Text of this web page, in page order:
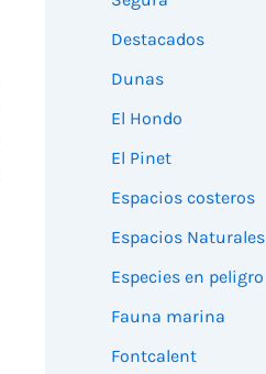
Destacados
Dunas
El Hondo
El Pinet
Espacios costeros
Espacios Naturales
Especies en peligro
Fauna marina
Fontcalent